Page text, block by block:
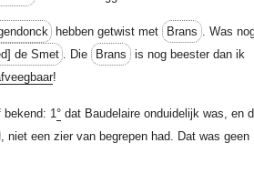
hebben getwist met Brans . Was
de Smet . Die Brans
is nog beester dan ik
!
1°dat Baudelaire onduidelijk was, en
, niet een zier van begrepen had. Dat was geen